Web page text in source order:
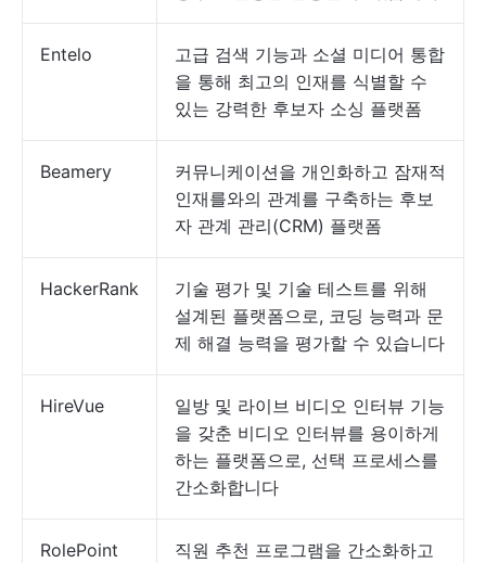
Entelo
고급 검색 기능과 소셜 미디어 통합
을 통해 최고의 인재를 식별할 수
있는 강력한 후보자 소싱 플랫폼
Beamery
커뮤니케이션을 개인화하고 잠재적
인재를와의 관계를 구축하는 후보
자 관계 관리(CRM) 플랫폼
HackerRank
기술 평가 및 기술 테스트를 위해
설계된 플랫폼으로, 코딩 능력과 문
제 해결 능력을 평가할 수 있습니다
HireVue
일방 및 라이브 비디오 인터뷰 기능
을 갖춘 비디오 인터뷰를 용이하게
하는 플랫폼으로, 선택 프로세스를
간소화합니다
RolePoint
직원 추천 프로그램을 간소화하고